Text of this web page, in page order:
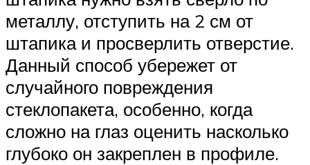
металлу, отступить на 2 см от
штапика и просверлить отверстие.
Данный способ убережет от
случайного повреждения
стеклопакета, особенно, когда
сложно на глаз оценить насколько
глубоко он закреплен в профиле.